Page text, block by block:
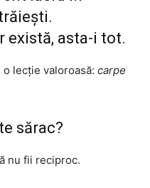
există, asta-i tot.
lecție valoroasă: carpe
sărac?
nu fii reciproc.